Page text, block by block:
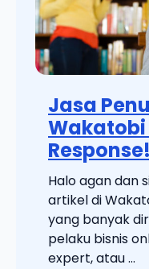
Jasa
Wakatobi
Halo agan dan
artikel di
yang banyak
pelaku bisnis
expert, atau ...